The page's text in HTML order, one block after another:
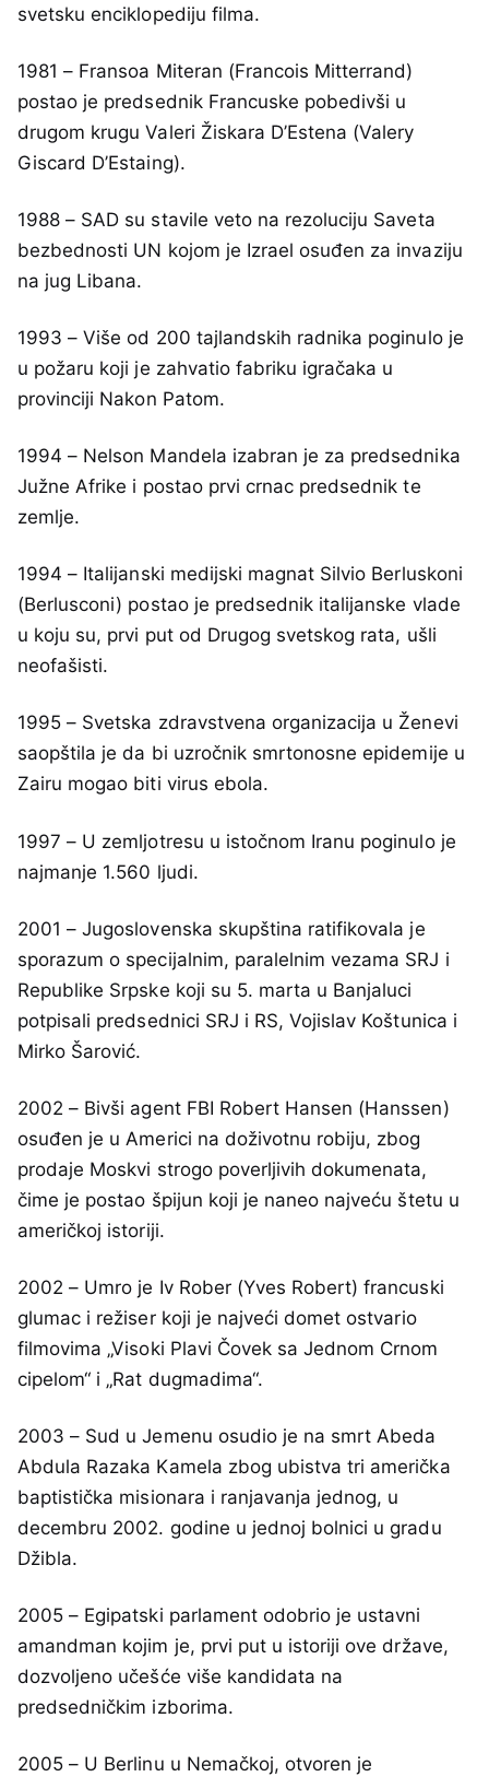
svetsku enciklopediju filma.
1981 – Fransoa Miteran (Francois Mitterrand)
postao je predsednik Francuske pobedivši u
drugom krugu Valeri Žiskara D’Estena (Valery
Giscard D’Estaing).
1988 – SAD su stavile veto na rezoluciju Saveta
bezbednosti UN kojom je Izrael osuđen za invaziju
na jug Libana.
1993 – Više od 200 tajlandskih radnika poginulo je
u požaru koji je zahvatio fabriku igračaka u
provinciji Nakon Patom.
1994 – Nelson Mandela izabran je za predsednika
Južne Afrike i postao prvi crnac predsednik te
zemlje.
1994 – Italijanski medijski magnat Silvio Berluskoni
(Berlusconi) postao je predsednik italijanske vlade
u koju su, prvi put od Drugog svetskog rata, ušli
neofašisti.
1995 – Svetska zdravstvena organizacija u Ženevi
saopštila je da bi uzročnik smrtonosne epidemije u
Zairu mogao biti virus ebola.
1997 – U zemljotresu u istočnom Iranu poginulo je
najmanje 1.560 ljudi.
2001 – Jugoslovenska skupština ratifikovala je
sporazum o specijalnim, paralelnim vezama SRJ i
Republike Srpske koji su 5. marta u Banjaluci
potpisali predsednici SRJ i RS, Vojislav Koštunica i
Mirko Šarović.
2002 – Bivši agent FBI Robert Hansen (Hanssen)
osuđen je u Americi na doživotnu robiju, zbog
prodaje Moskvi strogo poverljivih dokumenata,
čime je postao špijun koji je naneo najveću štetu u
američkoj istoriji.
2002 – Umro je Iv Rober (Yves Robert) francuski
glumac i režiser koji je najveći domet ostvario
filmovima „Visoki Plavi Čovek sa Jednom Crnom
cipelom“ i „Rat dugmadima“.
2003 – Sud u Jemenu osudio je na smrt Abeda
Abdula Razaka Kamela zbog ubistva tri američka
baptistička misionara i ranjavanja jednog, u
decembru 2002. godine u jednoj bolnici u gradu
Džibla.
2005 – Egipatski parlament odobrio je ustavni
amandman kojim je, prvi put u istoriji ove države,
dozvoljeno učešće više kandidata na
predsedničkim izborima.
2005 – U Berlinu u Nemačkoj, otvoren je